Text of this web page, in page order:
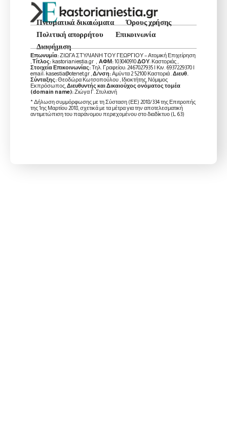
Πνευματικά δικαιώματα
Όρους χρήσης
Πολιτική απορρήτου
Επικοινωνία
Διαφήμιση
Επωνυμία:ΖΙΩΓΑ ΣΤΥΛΙΑΝΗ ΤΟΥ ΓΕΩΡΓΙΟΥ – Ατομική Επιχείρηση
Τίτλος: kastorianiestia.gr , ΑΦΜ:103040910ΔΟΥ: Καστοριάς ,
Στοιχεία Επικοινωνίας:Τηλ. Γραφείου: 2467027935 | Κιν. 6937229370 |
email: kasestia@otenet.gr , Δ/νση:Αμύντα 2 52100 Καστοριά . Διευθ.
Σύνταξης:Θεοδώρα Κωτσοπούλου , Ιδιοκτήτης, Νόμιμος
Εκπρόσωπος, Διευθυντής και Δικαιούχος ονόματος τομέα
(domain name):Ζιώγα Γ. Στυλιανή
* Δήλωση συμμόρφωσης με τη Σύσταση (ΕΕ) 2018/334 της Επιτροπής
της 1ης Μαρτίου 2018, σχετικά με τα μέτρα για την αποτελεσματική
αντιμετώπιση του παράνομου περιεχομένου στο διαδίκτυο (L 63)